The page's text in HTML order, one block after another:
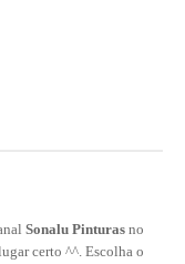
Sonalu Pinturas no
certo ^^. Escolha o